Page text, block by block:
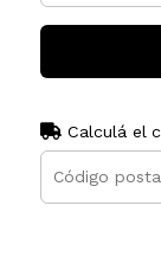
Calculá el